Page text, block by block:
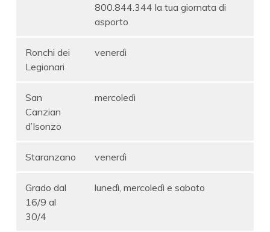
800.844.344 la tua giornata di
asporto
Ronchi dei
Legionari
venerdì
San
Canzian
d’Isonzo
mercoledì
Staranzano venerdì
Grado dal
16/9 al
30/4
lunedì, mercoledì e sabato